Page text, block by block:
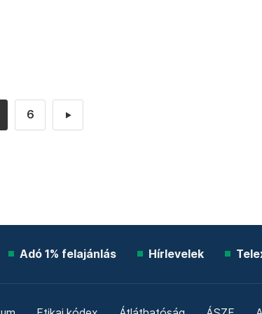
6 ►
Adó 1% felajánlás Hírlevelek